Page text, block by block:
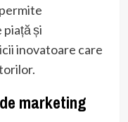
și
inovatoare care
marketing